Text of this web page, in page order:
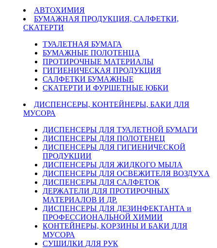
АВТОХИМИЯ
БУМАЖНАЯ ПРОДУКЦИЯ, САЛФЕТКИ,
СКАТЕРТИ
ТУАЛЕТНАЯ БУМАГА
БУМАЖНЫЕ ПОЛОТЕНЦА
ПРОТИРОЧНЫЕ МАТЕРИАЛЫ
ГИГИЕНИЧЕСКАЯ ПРОДУКЦИЯ
САЛФЕТКИ БУМАЖНЫЕ
СКАТЕРТИ И ФУРШЕТНЫЕ ЮБКИ
ДИСПЕНСЕРЫ, КОНТЕЙНЕРЫ, БАКИ ДЛЯ
МУСОРА
ДИСПЕНСЕРЫ ДЛЯ ТУАЛЕТНОЙ БУМАГИ
ДИСПЕНСЕРЫ ДЛЯ ПОЛОТЕНЕЦ
ДИСПЕНСЕРЫ ДЛЯ ГИГИЕНИЧЕСКОЙ
ПРОДУКЦИИ
ДИСПЕНСЕРЫ ДЛЯ ЖИДКОГО МЫЛА
ДИСПЕНСЕРЫ ДЛЯ ОСВЕЖИТЕЛЯ ВОЗДУХА
ДИСПЕНСЕРЫ ДЛЯ САЛФЕТОК
ДЕРЖАТЕЛИ ДЛЯ ПРОТИРОЧНЫХ
МАТЕРИАЛОВ И ДР.
ДИСПЕНСЕРЫ ДЛЯ ДЕЗИНФЕКТАНТА и
ПРОФЕССИОНАЛЬНОЙ ХИМИИ
КОНТЕЙНЕРЫ, КОРЗИНЫ И БАКИ ДЛЯ
МУСОРА
СУШИЛКИ ДЛЯ РУК